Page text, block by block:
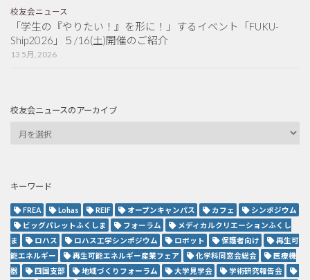
校友会ニュース
「学生の『やりたい！』を形に！」するイベント「FUKU-
Ship2026」５/16(土)開催のご紹介
13 5月, 2026
校友会ニュースのアーカイブ
キーワード
FREA Lohas REIF オープンキャンパス カフェ
シンポジウム
ビッグパレットふくしま
フォーラム
メディカルクリエーションふくし
ま
ロハス ロハス工学シンポジウム ロボット 保護者向け
再生可
能エネルギー
再生可能エネルギー産業フェア 化学科同窓会総会
医療機
器
四国支部 地域づくりフォーラム 大学見学会
学術研究報告会